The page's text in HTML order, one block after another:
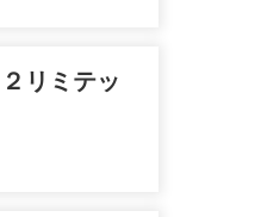
リミテッ